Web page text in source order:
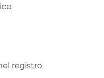
registro